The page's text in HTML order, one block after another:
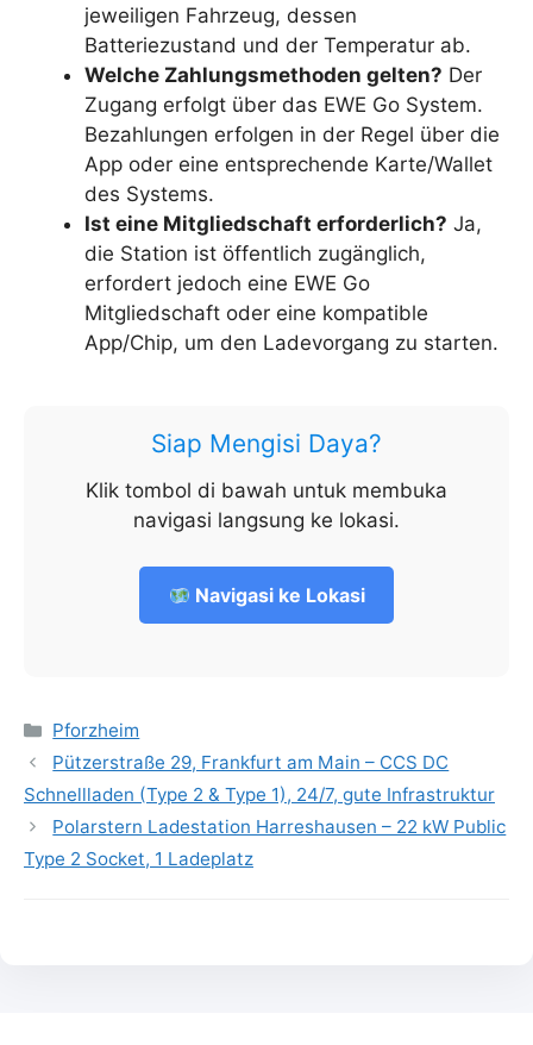
jeweiligen Fahrzeug, dessen
Batteriezustand und der Temperatur ab.
Welche Zahlungsmethoden gelten? Der
Zugang erfolgt über das EWE Go System.
Bezahlungen erfolgen in der Regel über die
App oder eine entsprechende Karte/Wallet
des Systems.
Ist eine Mitgliedschaft erforderlich? Ja,
die Station ist öffentlich zugänglich,
erfordert jedoch eine EWE Go
Mitgliedschaft oder eine kompatible
App/Chip, um den Ladevorgang zu starten.
Siap Mengisi Daya?
Klik tombol di bawah untuk membuka
navigasi langsung ke lokasi.
Navigasi ke Lokasi
Kategorien
Pforzheim
Pützerstraße 29, Frankfurt am Main – CCS DC
Schnellladen (Type 2 & Type 1), 24/7, gute Infrastruktur
Polarstern Ladestation Harreshausen – 22 kW Public
Type 2 Socket, 1 Ladeplatz